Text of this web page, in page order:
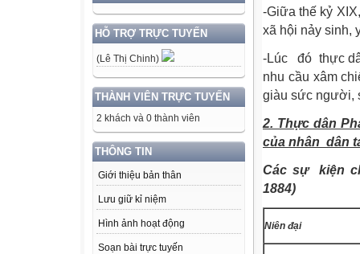
HỖ TRỢ TRỰC TUYẾN
(Lê Thị Chinh)
THÀNH VIÊN TRỰC TUYẾN
2 khách và 0 thành viên
THÔNG TIN
Giới thiệu bản thân
Lưu giữ kỉ niệm
Hình ảnh hoạt động
Soạn bài trực tuyến
-Giữa thế kỷ
xã hội nảy sinh,
-Lúc đó thực
nhu cầu xâm
giàu sức người,
2. Thực dân
của nhân dân
Các sự
kiện
1884)
Niên đại